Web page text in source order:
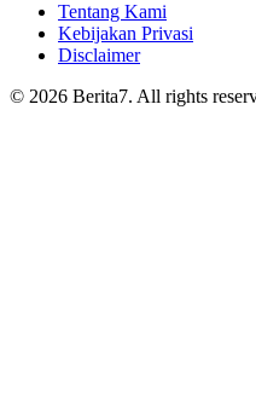
Tentang Kami
Kebijakan Privasi
Disclaimer
© 2026 Berita7. All rights